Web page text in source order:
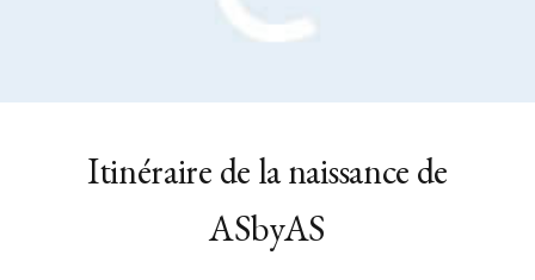
Itinéraire de la naissance de
ASbyAS